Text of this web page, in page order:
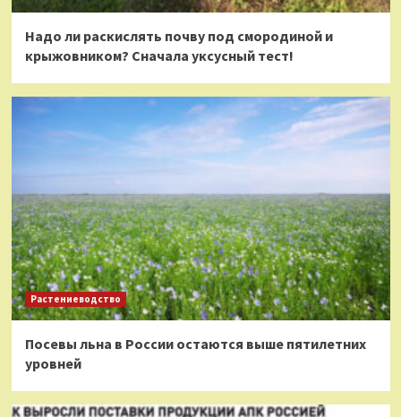
Надо ли раскислять почву под смородиной и
крыжовником? Сначала уксусный тест!
Растениеводство
Посевы льна в России остаются выше пятилетних
уровней